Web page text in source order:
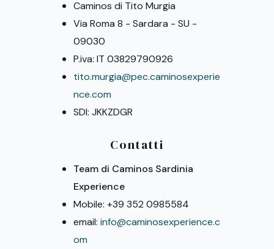
Caminos di Tito Murgia
Via Roma 8 - Sardara - SU -
09030
P.iva: IT 03829790926
tito.murgia@pec.caminosexperie
nce.com
SDI: JKKZDGR
Contatti
Team di Caminos Sardinia
Experience
Mobile: +39 352 0985584
email: info@caminosexperience.c
om